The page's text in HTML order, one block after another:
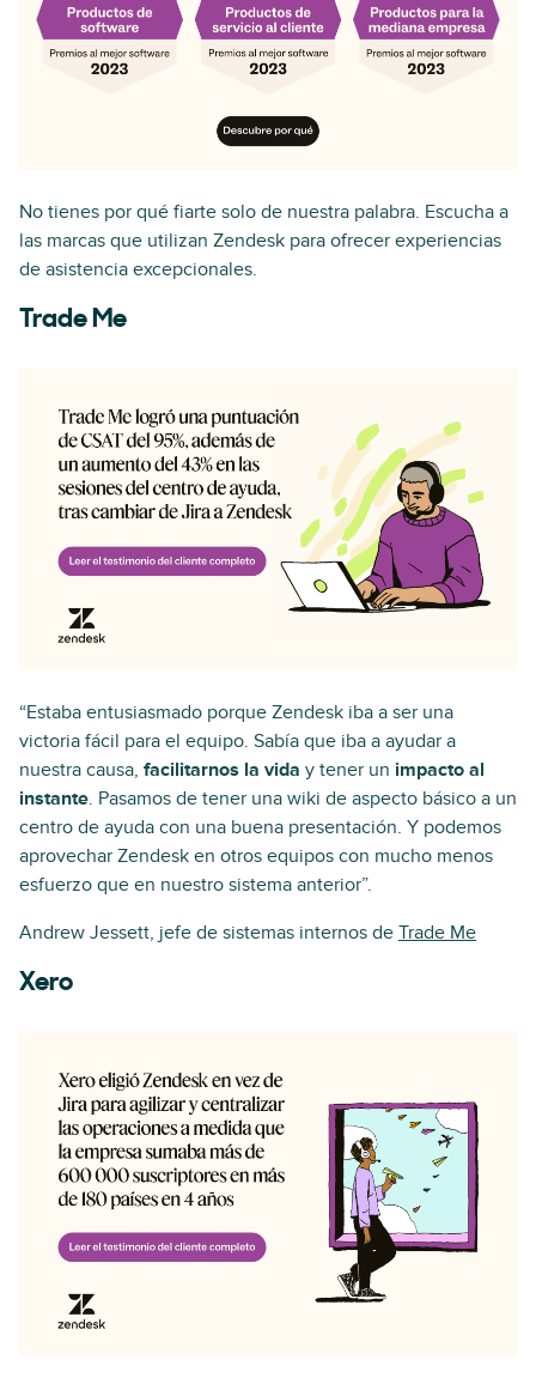
No tienes por qué fiarte solo de nuestra palabra. Escucha a
las marcas que utilizan Zendesk para ofrecer experiencias
de asistencia excepcionales.
Trade Me
“Estaba entusiasmado porque Zendesk iba a ser una
victoria fácil para el equipo. Sabía que iba a ayudar a
nuestra causa, facilitarnos la vida y tener un impacto al
instante. Pasamos de tener una wiki de aspecto básico a un
centro de ayuda con una buena presentación. Y podemos
aprovechar Zendesk en otros equipos con mucho menos
esfuerzo que en nuestro sistema anterior”.
Andrew Jessett, jefe de sistemas internos de Trade Me
Xero